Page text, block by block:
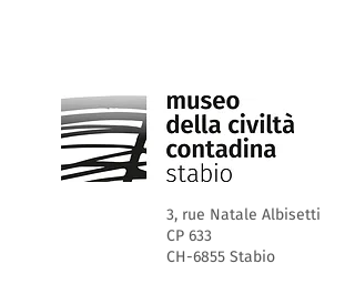
3, rue Natale Albisetti
CP 633
CH-6855 Stabio